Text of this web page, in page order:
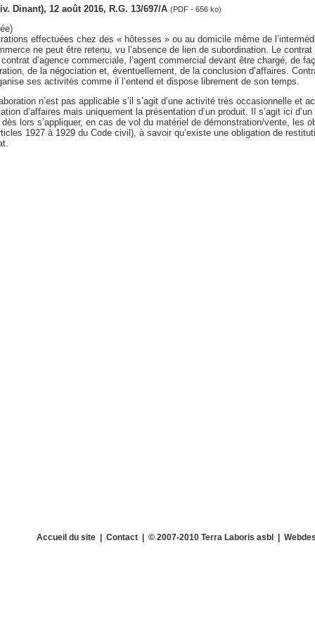
Dinant), 12 août 2016, R.G. 13/697/A (PDF - 656 ko)
effectuées chez des « hôtesses » ou au domicile même de
ne peut être retenu, vu l’absence de lien de subordination. Le
d’agence commerciale, l’agent commercial devant être chargé, de
de la négociation et, éventuellement, de la conclusion d’affaires.
ses activités comme il l’entend et dispose librement de son temps.
n’est pas applicable s’il s’agit d’une activité très occasionnelle et
d’affaires mais uniquement la présentation d’un produit. Il s’agit ici
lors s’appliquer, en cas de vol du matériel de démonstration/vente, les
1927 à 1929 du Code civil), à savoir qu’existe une obligation de
Accueil du site| Contact| © 2007-2010 Terra Laboris asbl |